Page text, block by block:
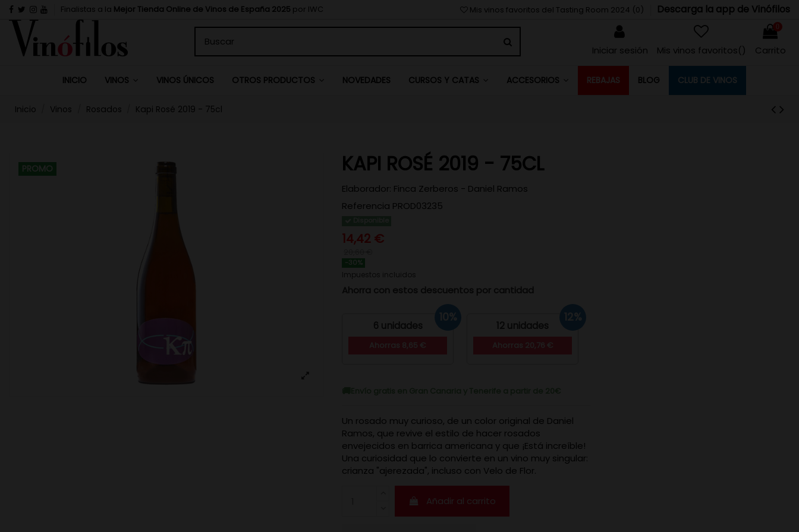
Finalistas a la Mejor Tienda Online de Vinos de España 2025 por IWC Mis vinos favoritos del Tasting Room 2024 (0) Descarga la app de Vinófilos
Iniciar sesión Mis vinos favoritos() Carrito
INICIO VINOS VINOS ÚNICOS OTROS PRODUCTOS NOVEDADES CURSOS Y CATAS ACCESORIOS REBAJAS BLOG CLUB DE VINOS
Inicio Vinos Rosados Kapi Rosé 2019 - 75cl
PROMO KAPI ROSÉ 2019 - 75CL
Elaborador: Finca Zerberos - Daniel Ramos
Referencia PROD03235
14,42 €
-30%
Impuestos incluidos
Ahorra con estos descuentos por cantidad
6 unidades
10%
12 unidades
12%
Un rosado muy curioso, de un color original de Daniel
Ramos, que revive el estilo de hacer rosados
envejecidos en barrica americana y que ¡Está increíble!
Una curiosidad que lo convierte en un vino muy singular:
crianza "ajerezada", incluso con Velo de Flor.
Añadir al carrito